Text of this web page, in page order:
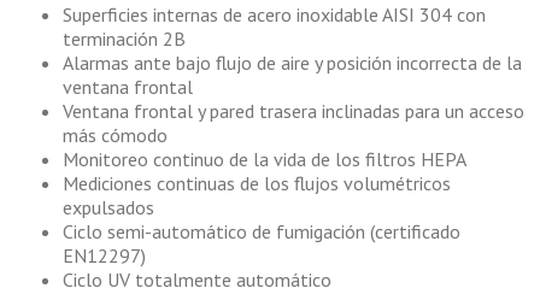
Superficies internas de acero inoxidable AISI 304 con
terminación 2B
Alarmas ante bajo flujo de aire y posición incorrecta de la
ventana frontal
Ventana frontal y pared trasera inclinadas para un acceso
más cómodo
Monitoreo continuo de la vida de los filtros HEPA
Mediciones continuas de los flujos volumétricos
expulsados
Ciclo semi-automático de fumigación (certificado
EN12297)
Ciclo UV totalmente automático